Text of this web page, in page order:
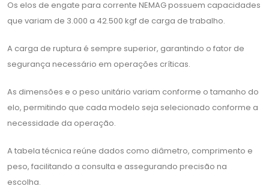
Os elos de engate para corrente NEMAG possuem capacidades
que variam de 3.000 a 42.500 kgf de carga de trabalho.
A carga de ruptura é sempre superior, garantindo o fator de
segurança necessário em operações críticas.
As dimensões e o peso unitário variam conforme o tamanho do
elo, permitindo que cada modelo seja selecionado conforme a
necessidade da operação.
A tabela técnica reúne dados como diâmetro, comprimento e
peso, facilitando a consulta e assegurando precisão na
escolha.